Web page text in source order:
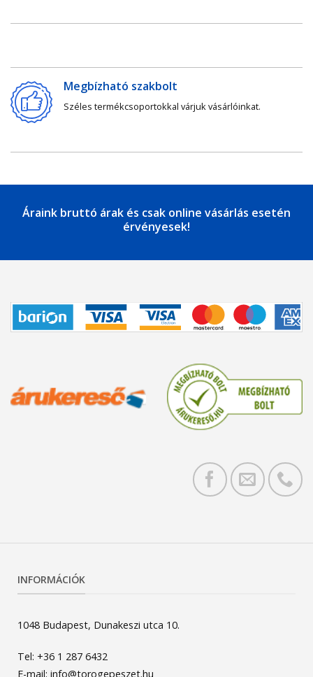
Megbízható szakbolt
Széles termékcsoportokkal várjuk vásárlóinkat.
Áraink bruttó árak és csak online vásárlás esetén
érvényesek!
INFORMÁCIÓK
1048 Budapest, Dunakeszi utca 10.
Tel: +36 1 287 6432
E-mail: info@torogepeszet.hu